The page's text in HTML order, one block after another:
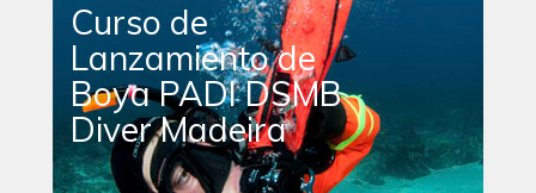
Curso de
Lanzamiento de
Boya PADI DSMB
Diver Madeira